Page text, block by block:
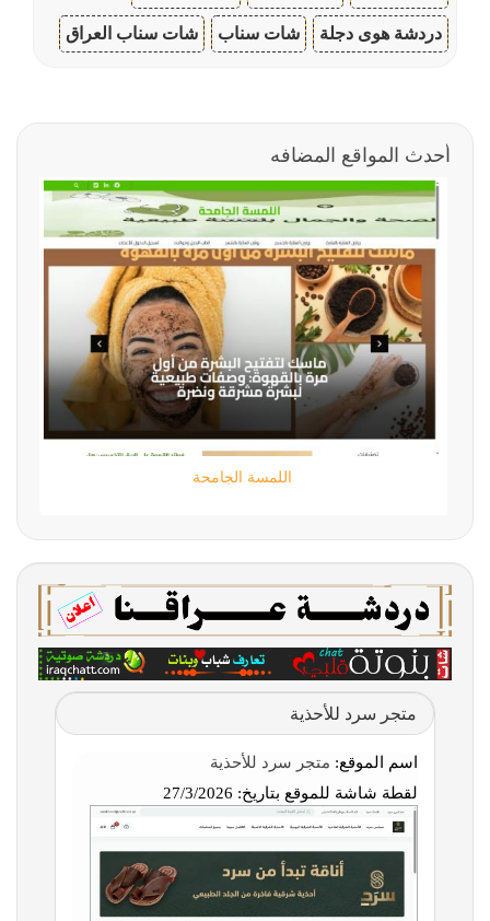
دردشة هوى دجلة شات سناب شات سناب العراق
أحدث المواقع المضافه
متجر سرد للأحذية
اسم الموقع: متجر سرد للأحذية
لقطة شاشة للموقع بتاريخ: